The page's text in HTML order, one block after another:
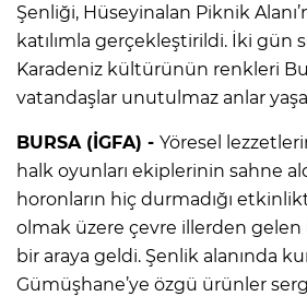
Şenliği, Hüseyinalan Piknik
katılımla gerçekleştirildi. İki gün
Karadeniz kültürünün renkleri
vatandaşlar unutulmaz anlar
BURSA (İGFA) - Yöresel
halk oyunları ekiplerinin sahne
horonların hiç durmadığı
olmak üzere çevre illerden
bir araya geldi. Şenlik alanında
Gümüşhane’ye özgü ürünler